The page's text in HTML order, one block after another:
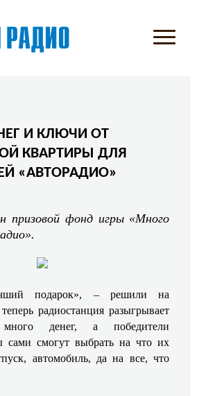
И КЛЮЧИ ОТ
КВАРТИРЫ ДЛЯ
«АВТОРАДИО»
призовой фонд игры «Много
подарок», – решили на
радиостанция разыгрывает
много денег, а победители
сами смогут выбрать на что их
автомобиль, да на все, что